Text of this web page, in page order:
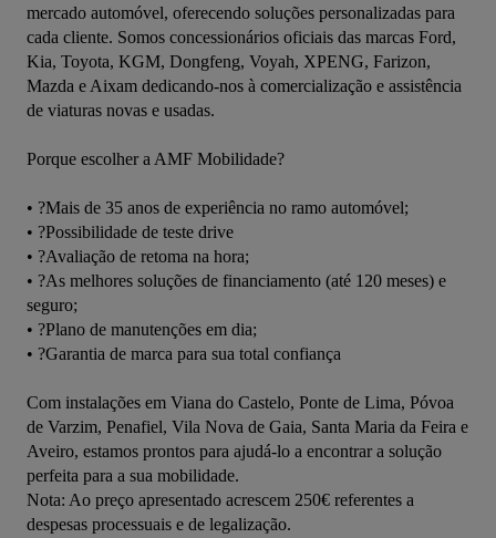
mercado automóvel, oferecendo soluções personalizadas para
cada cliente. Somos concessionários oficiais das marcas Ford,
Kia, Toyota, KGM, Dongfeng, Voyah, XPENG, Farizon,
Mazda e Aixam dedicando-nos à comercialização e assistência
de viaturas novas e usadas.
Porque escolher a AMF Mobilidade?
• ?Mais de 35 anos de experiência no ramo automóvel;
• ?Possibilidade de teste drive
• ?Avaliação de retoma na hora;
• ?As melhores soluções de financiamento (até 120 meses) e
seguro;
• ?Plano de manutenções em dia;
• ?Garantia de marca para sua total confiança
Com instalações em Viana do Castelo, Ponte de Lima, Póvoa
de Varzim, Penafiel, Vila Nova de Gaia, Santa Maria da Feira e
Aveiro, estamos prontos para ajudá-lo a encontrar a solução
perfeita para a sua mobilidade.
Nota: Ao preço apresentado acrescem 250€ referentes a
despesas processuais e de legalização.